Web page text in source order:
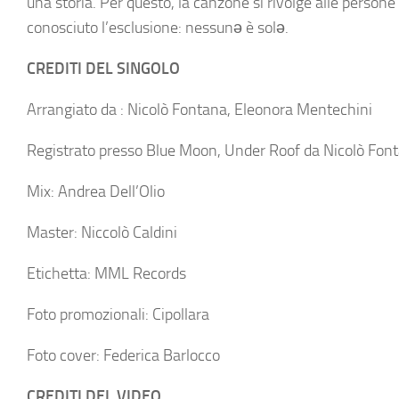
conosciuto l’esclusione: nessunə è solə.
CREDITI DEL SINGOLO
Arrangiato da : Nicolò Fontana, Eleonora Mentechini
Registrato presso Blue Moon, Under Roof da Nicolò
Mix: Andrea Dell’Olio
Master: Niccolò Caldini
Etichetta: MML Records
Foto promozionali: Cipollara
Foto cover: Federica Barlocco